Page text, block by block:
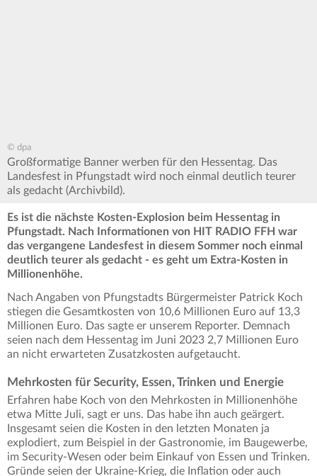
© dpa
Großformatige Banner werben für den Hessentag. Das
Landesfest in Pfungstadt wird noch einmal deutlich teurer
als gedacht (Archivbild).
Es ist die nächste Kosten-Explosion beim Hessentag in
Pfungstadt. Nach Informationen von HIT RADIO FFH war
das vergangene Landesfest in diesem Sommer noch einmal
deutlich teurer als gedacht - es geht um Extra-Kosten in
Millionenhöhe.
Nach Angaben von Pfungstadts Bürgermeister Patrick Koch
stiegen die Gesamtkosten von 10,6 Millionen Euro auf 13,3
Millionen Euro. Das sagte er unserem Reporter. Demnach
seien nach dem Hessentag im Juni 2023 2,7 Millionen Euro
an nicht erwarteten Zusatzkosten aufgetaucht.
Mehrkosten für Security, Essen, Trinken und Energie
Erfahren habe Koch von den Mehrkosten in Millionenhöhe
etwa Mitte Juli, sagt er uns. Das habe ihn auch geärgert.
Insgesamt seien die Kosten in den letzten Monaten ja
explodiert, zum Beispiel in der Gastronomie, im Baugewerbe,
im Security-Wesen oder beim Einkauf von Essen und Trinken.
Gründe seien der Ukraine-Krieg, die Inflation oder auch